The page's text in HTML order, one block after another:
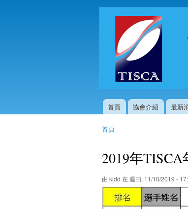
主選單
首頁 協會介紹 最新
首頁
2019年
由 kidd 在 週曰, 11/10/2019 -